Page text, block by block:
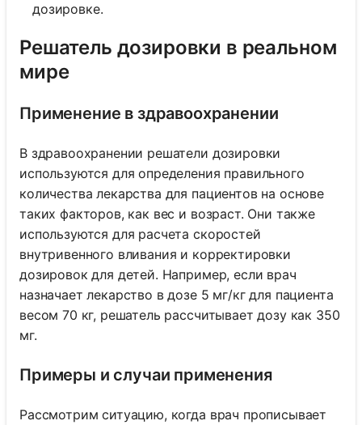
дозировке.
Решатель дозировки в реальном
мире
Применение в здравоохранении
В здравоохранении решатели дозировки
используются для определения правильного
количества лекарства для пациентов на основе
таких факторов, как вес и возраст. Они также
используются для расчета скоростей
внутривенного вливания и корректировки
дозировок для детей. Например, если врач
назначает лекарство в дозе 5 мг/кг для пациента
весом 70 кг, решатель рассчитывает дозу как 350
мг.
Примеры и случаи применения
Рассмотрим ситуацию, когда врач прописывает